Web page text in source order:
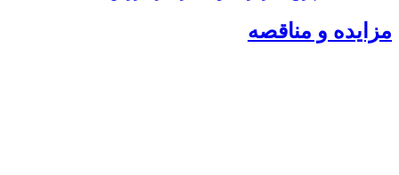
مزایده و مناقصه